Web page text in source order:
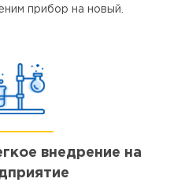
прибор на новый.
внедрение на